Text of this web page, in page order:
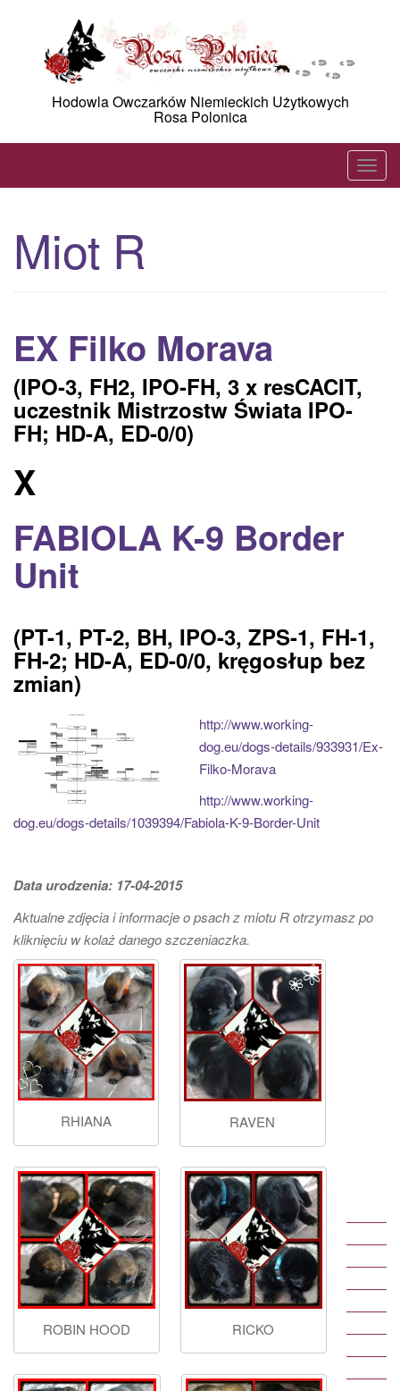
Hodowla Owczarków Niemieckich Użytkowych
Rosa Polonica
T
o
Miot R
EX Filko Morava
(IPO-3, FH2, IPO-FH, 3 x resCACIT,
uczestnik Mistrzostw Świata IPO-
FH; HD-A, ED-0/0)
X
FABIOLA K-9 Border
Unit
(PT-1, PT-2, BH, IPO-3, ZPS-1, FH-1,
FH-2; HD-A, ED-0/0, kręgosłup bez
zmian)
http://www.working-
dog.eu/dogs-details/933931/Ex-
Filko-Morava
http://www.working-
dog.eu/dogs-details/1039394/Fabiola-K-9-Border-Unit
Data urodzenia: 17-04-2015
Aktualne zdjęcia i informacje o psach z miotu R otrzymasz po
kliknięciu w kolaż danego szczeniaczka.
RHIANA RAVEN
ROBIN HOOD RICKO
———
———
———
———
———
———
———
———